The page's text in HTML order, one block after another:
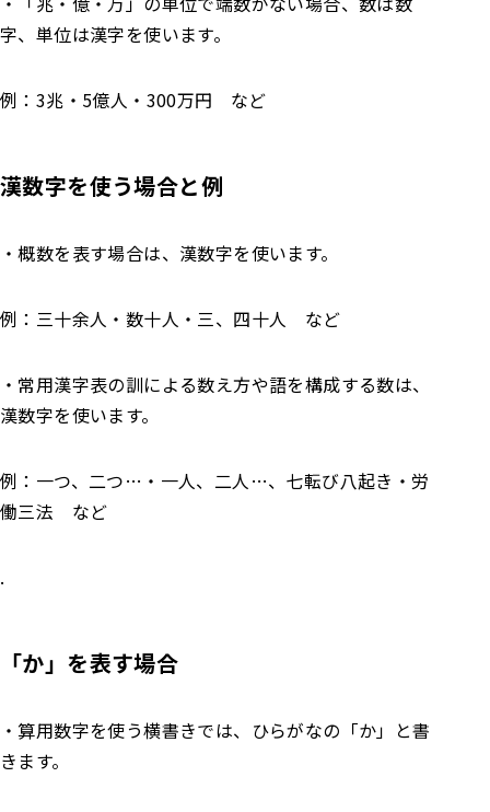
字、単位は漢字を使います。
例：3兆・5億人・300万円 など
漢数字を使う場合と例
・概数を表す場合は、漢数字を使います。
例：三十余人・数十人・三、四十人 など
・常用漢字表の訓による数え方や語を構成する数は、
漢数字を使います。
例：一つ、二つ…・一人、二人…、七転び八起き・労
働三法 など
.
「か」を表す場合
・算用数字を使う横書きでは、ひらがなの「か」と書
きます。